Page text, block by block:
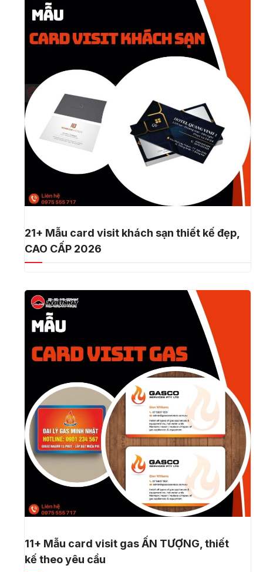
21+ Mẫu card visit khách sạn thiết kế đẹp,
CAO CẤP 2026
11+ Mẫu card visit gas ẤN TƯỢNG, thiết
kế theo yêu cầu